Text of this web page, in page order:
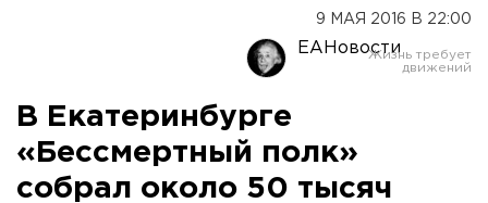
9 МАЯ 2016 В 22:00
ЕАНовости
В Екатеринбурге
«Бессмертный полк»
собрал около 50 тысяч